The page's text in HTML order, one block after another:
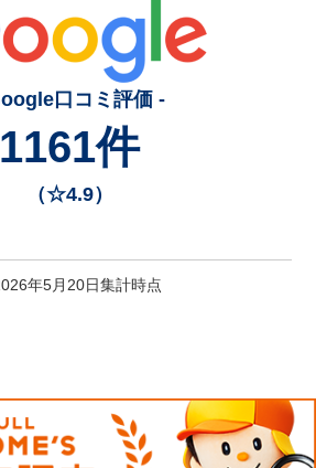
口コミ評価 -
1161件
（☆4.9）
年5月20日集計時点